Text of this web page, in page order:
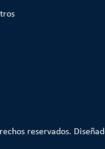
reservados.